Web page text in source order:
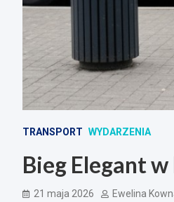
TRANSPORT WYDARZENIA
Bieg Elegant
21 maja 2026 Ewelina